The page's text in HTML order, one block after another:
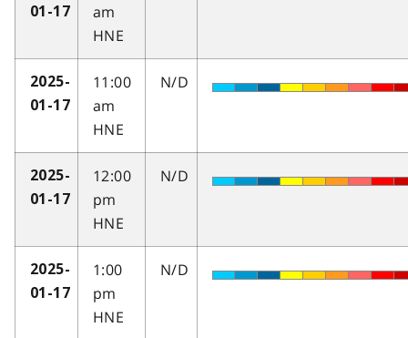
01-17
am
HNE
2025-
01-17
11:00
am
HNE
N/D
2025-
01-17
12:00
pm
HNE
N/D
2025-
01-17
1:00
pm
HNE
N/D